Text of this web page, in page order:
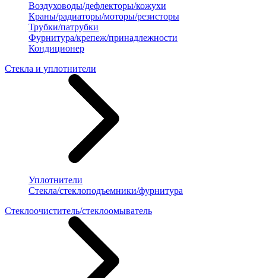
Воздуховоды/дефлекторы/кожухи
Краны/радиаторы/моторы/резисторы
Трубки/патрубки
Фурнитура/крепеж/принадлежности
Кондиционер
Стекла и уплотнители
Уплотнители
Стекла/стеклоподъемники/фурнитура
Стеклоочиститель/стеклоомыватель